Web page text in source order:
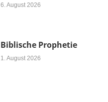
6. August 2026
Biblische Prophetie
1. August 2026